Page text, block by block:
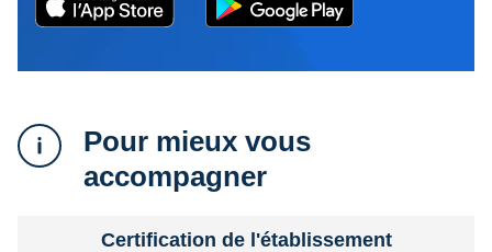
Pour mieux vous
accompagner
Certification de l'établissement